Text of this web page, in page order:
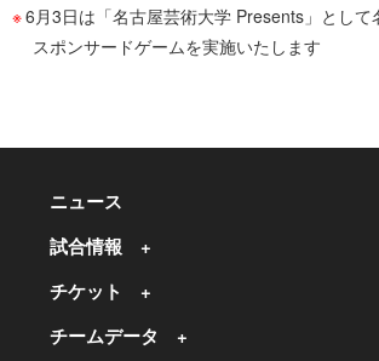
6月3日は「名古屋芸術大学 Presents」として
スポンサードゲームを実施いたします
ニュース
試合情報
チケット
チームデータ